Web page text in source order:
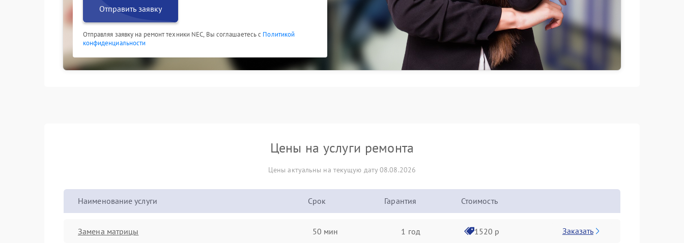
Отправить заявку
Отправляя заявку на ремонт техники NEC, Вы соглашаетесь с Политикой
конфиденциальности
Цены на услуги ремонта
Цены актуальны на текущую дату 08.08.2026
Наименование услуги Срок Гарантия Стоимость
Замена матрицы 50 мин 1 год 1520 р Заказать